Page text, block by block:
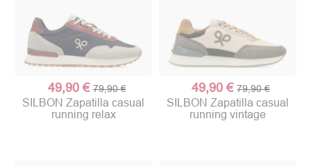
49,90 € 79,90 €
SILBON Zapatilla casual
running relax
49,90 € 79,90 €
SILBON Zapatilla casual
running vintage